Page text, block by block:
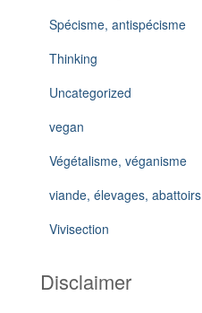
Spécisme, antispécisme
Thinking
Uncategorized
vegan
Végétalisme, véganisme
viande, élevages, abattoirs
Vivisection
Disclaimer